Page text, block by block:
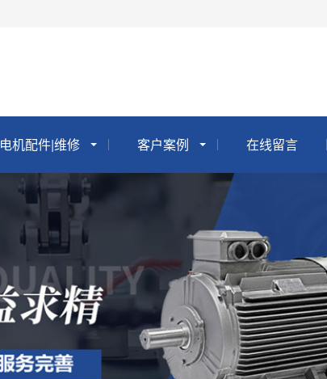
电机配件|维修 客户案例 在线留言